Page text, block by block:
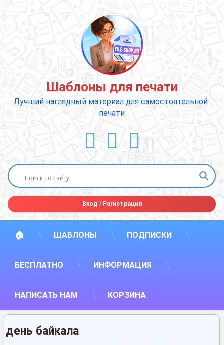
содержимому
Шаблоны для печати
Лучший наглядный материал для самостоятельной
печати
ВКонтакте
YouTube
E-mail
Вход /Регистрация
🏠 ШАБЛОНЫ ПОДПИСКИ
БЕСПЛАТНО ИНФОРМАЦИЯ
НАПИСАТЬ НАМ КОРЗИНА
день байкала